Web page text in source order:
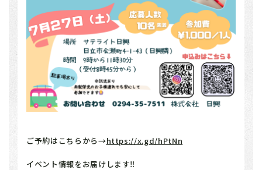
ご予約はこちらから→https://x.gd/hPtNn
イベント情報をお届けします‼️